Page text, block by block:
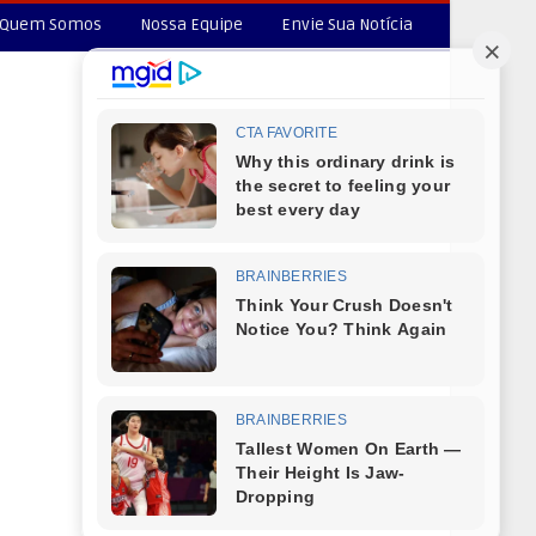
Quem Somos Nossa Equipe Envie Sua Notícia